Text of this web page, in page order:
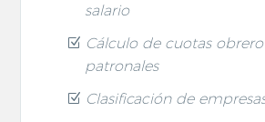
salario
Cálculo de cuotas
patronales
Clasificación de